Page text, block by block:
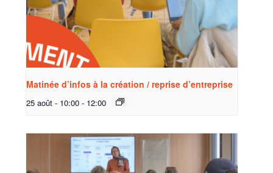
Matinée d’infos à la création / reprise d’entreprise
25 août - 10:00 - 12:00